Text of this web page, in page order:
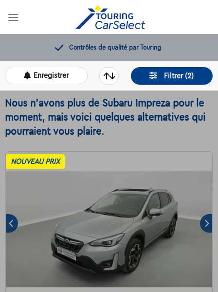
Contrôles de qualité par Touring
Filtrer (2)
Enregistrer
Nous n'avons plus de Subaru Impreza pour le
moment, mais voici quelques alternatives qui
pourraient vous plaire.
NOUVEAU PRIX